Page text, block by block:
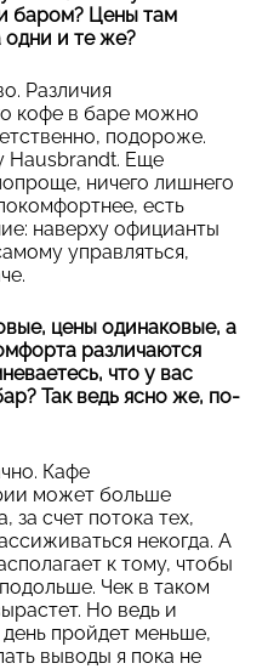
баром? Цены там
одни и те же?
Различия
кофе в баре можно
подороже.
Hausbrandt. Еще
ничего лишнего
есть
наверху официанты
управляться,
цены одинаковые, а
различаются
что у вас
Так ведь ясно же, по-
Кафе
может больше
за счет потока тех,
некогда. А
к тому, чтобы
Чек в таком
Но ведь и
день пройдет меньше,
выводы я пока не